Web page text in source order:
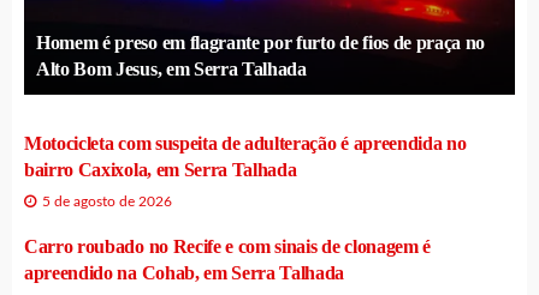
Homem é preso em flagrante por furto de fios de praça no
Alto Bom Jesus, em Serra Talhada
Motocicleta com suspeita de adulteração é apreendida no
bairro Caxixola, em Serra Talhada
5 de agosto de 2026
Carro roubado no Recife e com sinais de clonagem é
apreendido na Cohab, em Serra Talhada